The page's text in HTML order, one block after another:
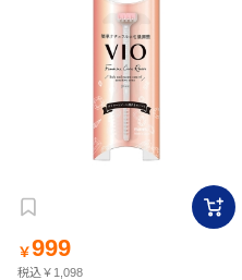
￥999
税込￥1,098